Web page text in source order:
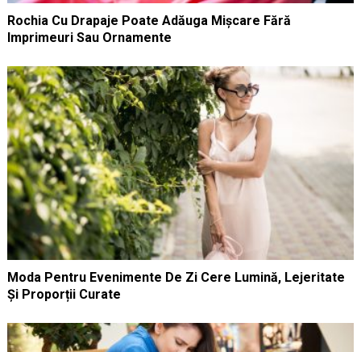
Rochia Cu Drapaje Poate Adăuga Mișcare Fără
Imprimeuri Sau Ornamente
Moda Pentru Evenimente De Zi Cere Lumină, Lejeritate
Și Proporții Curate